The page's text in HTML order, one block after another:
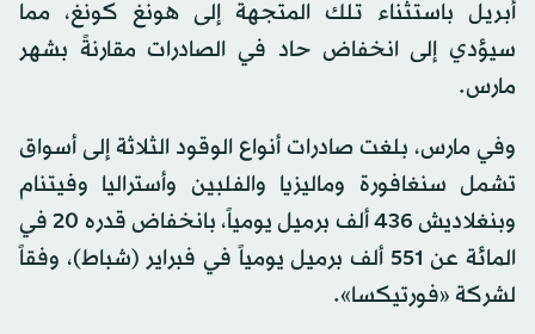
أبريل باستثناء تلك المتجهة إلى هونغ كونغ، مما
سيؤدي إلى انخفاض حاد في الصادرات مقارنةً بشهر
مارس.
وفي مارس، بلغت صادرات أنواع الوقود الثلاثة إلى أسواق
تشمل سنغافورة وماليزيا والفلبين وأستراليا وفيتنام
وبنغلاديش 436 ألف برميل يومياً، بانخفاض قدره 20 في
المائة عن 551 ألف برميل يومياً في فبراير (شباط)، وفقاً
لشركة «فورتيكسا».